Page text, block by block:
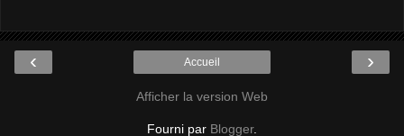
‹ ›
Accueil
Afficher la version Web
Fourni par Blogger.